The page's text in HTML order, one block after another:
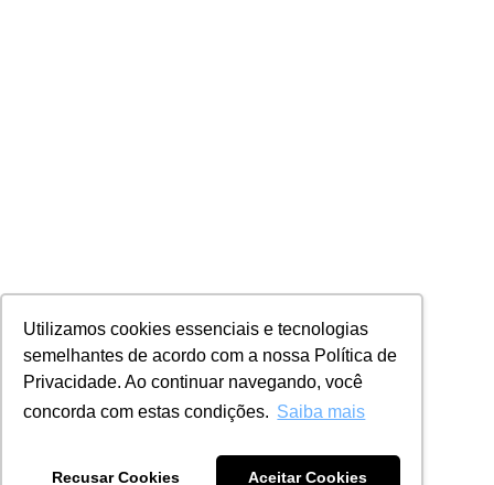
Utilizamos cookies essenciais e tecnologias
semelhantes de acordo com a nossa Política de
Privacidade. Ao continuar navegando, você
concorda com estas condições. Saiba mais
Recusar Cookies Aceitar Cookies